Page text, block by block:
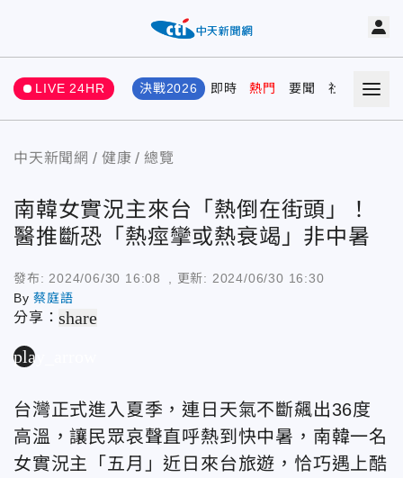
LIVE 24HR 決戰2026 即時 熱門 要聞 社會 娛樂
中天新聞網 健康 總覽
南韓女實況主來台「熱倒在街頭」！
醫推斷恐「熱痙攣或熱衰竭」非中暑
發布: 2024/06/30 16:08 , 更新: 2024/06/30 16:30
By蔡庭語
分享：share
play_arrow
台灣正式進入夏季，連日天氣不斷飆出36度
高溫，讓民眾哀聲直呼熱到快中暑，南韓一名
女實況主「五月」近日來台旅遊，恰巧遇上酷